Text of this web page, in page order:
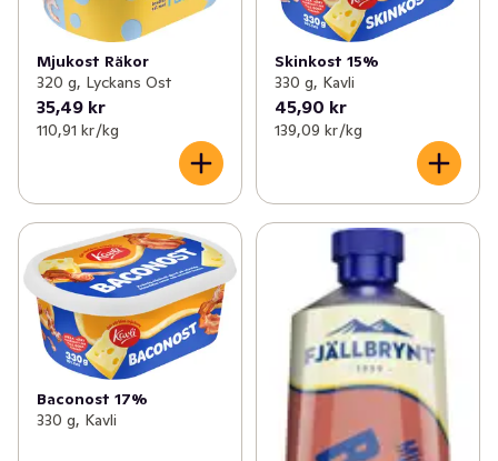
Mjukost Räkor
320 g, Lyckans Ost
35,49 kr
110,91 kr /kg
Skinkost 15%
330 g, Kavli
45,90 kr
139,09 kr /kg
Baconost 17%
330 g, Kavli